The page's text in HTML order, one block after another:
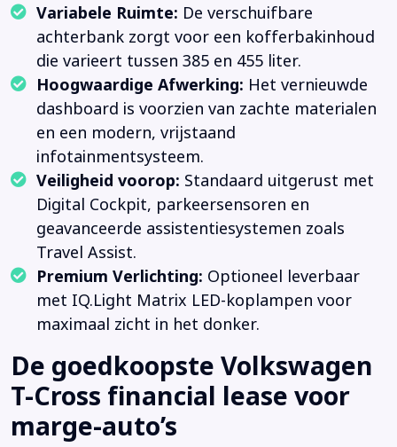
Variabele Ruimte: De verschuifbare
achterbank zorgt voor een kofferbakinhoud
die varieert tussen 385 en 455 liter.
Hoogwaardige Afwerking: Het vernieuwde
dashboard is voorzien van zachte materialen
en een modern, vrijstaand
infotainmentsysteem.
Veiligheid voorop: Standaard uitgerust met
Digital Cockpit, parkeersensoren en
geavanceerde assistentiesystemen zoals
Travel Assist.
Premium Verlichting: Optioneel leverbaar
met IQ.Light Matrix LED-koplampen voor
maximaal zicht in het donker.
De goedkoopste Volkswagen
T-Cross financial lease voor
marge-auto’s